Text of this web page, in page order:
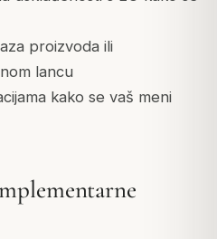
proizvoda ili
lancu
kako se vaš meni